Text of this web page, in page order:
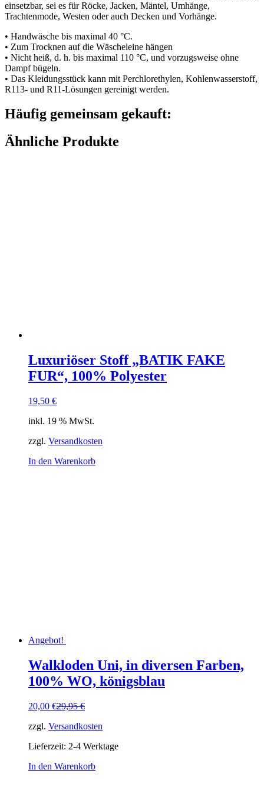
einsetzbar, sei es für Röcke, Jacken, Mäntel, Umhänge,
Trachtenmode, Westen oder auch Decken und Vorhänge.
• Handwäsche bis maximal 40 °C.
• Zum Trocknen auf die Wäscheleine hängen
• Nicht heiß, d. h. bis maximal 110 °C, und vorzugsweise ohne
Dampf bügeln.
• Das Kleidungsstück kann mit Perchlorethylen, Kohlenwasserstoff,
R113- und R11-Lösungen gereinigt werden.
Häufig gemeinsam gekauft:
Ähnliche Produkte
Luxuriöser Stoff „BATIK FAKE
FUR“, 100% Polyester
19,50 €
inkl. 19 % MwSt.
zzgl. Versandkosten
In den Warenkorb
Angebot!
Walkloden Uni, in diversen Farben,
100% WO, königsblau
29,95€
Ursprünglicher
war:
20,00 €
Aktueller
ist:
zzgl. Versandkosten
Lieferzeit: 2-4 Werktage
In den Warenkorb